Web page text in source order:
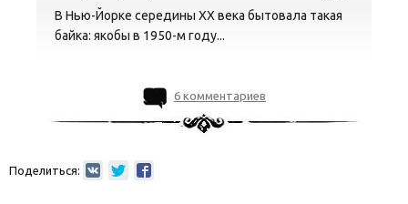
В Нью-Йорке середины XX века бытовала такая
байка: якобы в 1950-м году...
6 комментариев
Поделиться: